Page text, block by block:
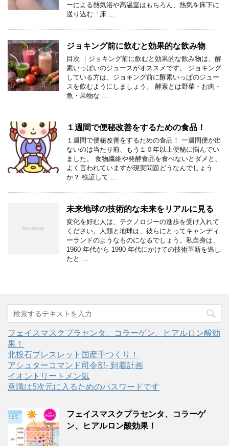
ーによる熱気浴や高温室はもちろん、熱気を床下に
送り込む「床 …
ジョキング前に飲むと効果的な飲み物
目次 ｜ジョキング前に飲むと効果的な飲み物は、酵
素いっぱいのジュースがオススメです。 ジョキング
している方は、ジョキング前に酵素いっぱのジュー
スを飲むようにしましょう。 酵素とは野菜・お肉・
魚・果物な …
１週間で便秘改善をするための食品！
１週間で便秘改善をするための食品！ 一週間便が出
ないのは当たり前、もう１０年以上便秘に悩んでい
ました。 食物繊維や発酵食品を食べないとダメと、
よく言われていますが現実問題どうなんでしょう
か？ 検証して …
未来地球の技術的な未来をリアルに見る
変化を好む人は、テクノロジーの進歩を受け入れて
ください。人類と地球は、彼らにとってキャンディ
ーランドのようなものになるでしょう。私自身は、
1960 年代から 1990 年代にかけての技術革新を逃し
たと …
フェイスマスクプラセンタ、コラーゲン、ヒアルロン酸効
果！
北投石ブレスレット国産手つくり！
アシュターコマンド司令部- 到着計画
イオントリートメン氣
意識は5次元に入るためのパスワードです
フェイスマスクプラセンタ、コラーゲ
ン、ヒアルロン酸効果！